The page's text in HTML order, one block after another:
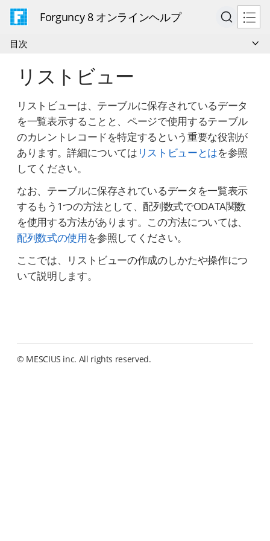
Forguncy 8 オンラインヘルプ
目次
リストビュー
リストビューは、テーブルに保存されているデータ
を一覧表示することと、ページで使用するテーブル
のカレントレコードを特定するという重要な役割が
あります。詳細については リストビューとはを参照
してください。
なお、テーブルに保存されているデータを一覧表示
するもう1つの方法として、配列数式でODATA関数
を使用する方法があります。この方法については、
配列数式の使用を参照してください。
ここでは、リストビューの作成のしかたや操作につ
いて説明します。
© MESCIUS inc. All rights reserved.